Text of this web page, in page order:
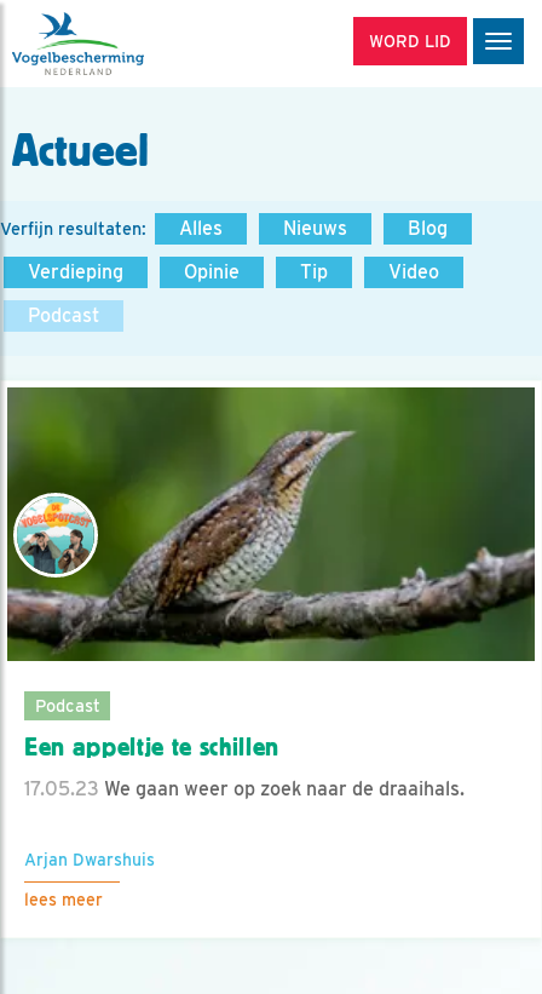
WORD LID
Actueel
Verfijn resultaten: Alles Nieuws
Blog
Verdieping
Opinie Tip
Video
Podcast
Podcast
Een appeltje te schillen
17.05.23 We gaan weer op zoek naar de draaihals.
Arjan Dwarshuis
lees meer